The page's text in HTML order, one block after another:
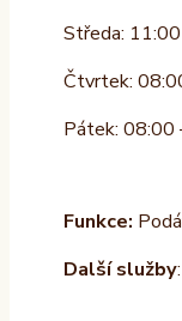
Středa:
Čtvrtek:
Pátek: 08:00
Funkce:
Další služby: